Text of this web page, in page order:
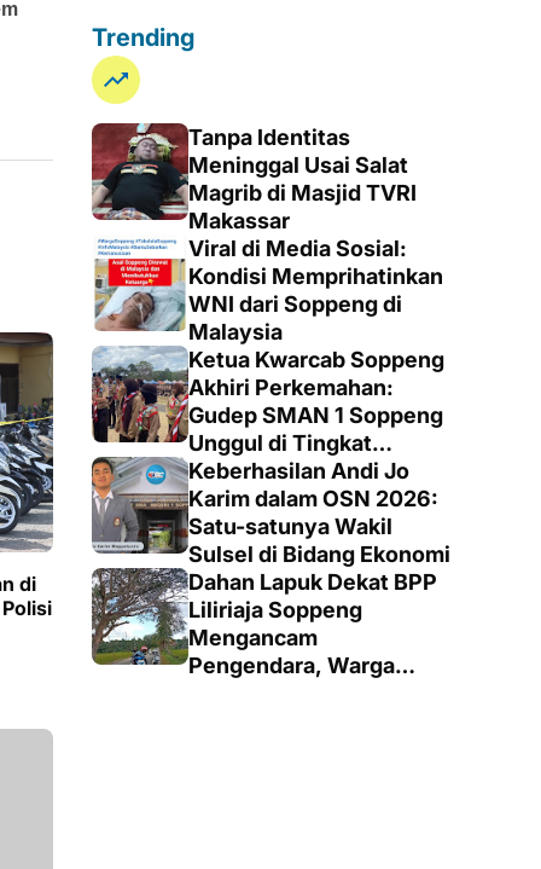
di
Trending
Tanpa Identitas
Meninggal Usai Salat
Magrib di Masjid TVRI
Makassar
Viral di Media Sosial:
Kondisi Memprihatinkan
WNI dari Soppeng di
Malaysia
Ketua Kwarcab Soppeng
Akhiri Perkemahan:
Gudep SMAN 1 Soppeng
Unggul di Tingkat
Penegak
Keberhasilan Andi Jo
Karim dalam OSN 2026:
Satu-satunya Wakil
Sulsel di Bidang Ekonomi
Dahan Lapuk Dekat BPP
Liliriaja Soppeng
Mengancam
Pengendara, Warga